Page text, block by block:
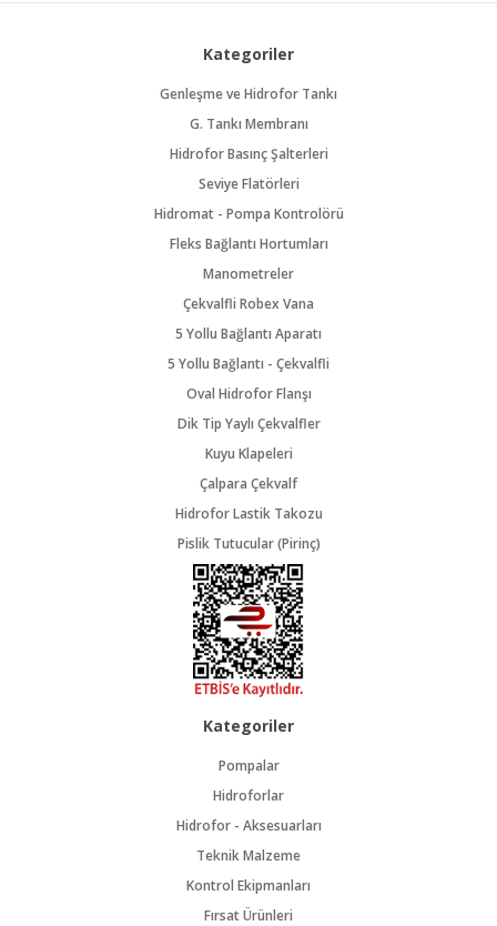
Kategoriler
Genleşme ve Hidrofor Tankı
G. Tankı Membranı
Hidrofor Basınç Şalterleri
Seviye Flatörleri
Hidromat - Pompa Kontrolörü
Fleks Bağlantı Hortumları
Manometreler
Çekvalfli Robex Vana
5 Yollu Bağlantı Aparatı
5 Yollu Bağlantı - Çekvalfli
Oval Hidrofor Flanşı
Dik Tip Yaylı Çekvalfler
Kuyu Klapeleri
Çalpara Çekvalf
Hidrofor Lastik Takozu
Pislik Tutucular (Pirinç)
Kategoriler
Pompalar
Hidroforlar
Hidrofor - Aksesuarları
Teknik Malzeme
Kontrol Ekipmanları
Fırsat Ürünleri